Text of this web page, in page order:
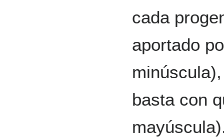
cada
aportado
basta con